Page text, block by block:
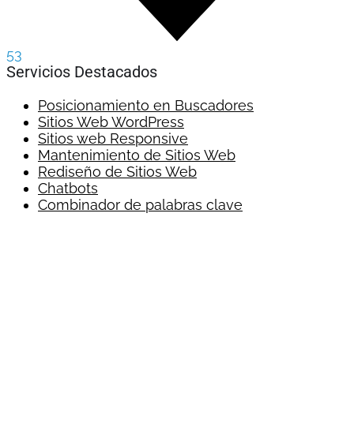
53
Servicios Destacados
Posicionamiento en Buscadores
Sitios Web WordPress
Sitios web Responsive
Mantenimiento de Sitios Web
Rediseño de Sitios Web
Chatbots
Combinador de palabras clave